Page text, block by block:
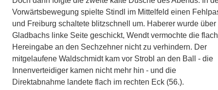
Vorwärtsbewegung spielte Stindl im Mittelfeld einen
und Freiburg schaltete blitzschnell um. Haberer wurde über
Gladbachs linke Seite geschickt, Wendt vermochte die
Hereingabe an den Sechzehner nicht zu verhindern. Der
mitgelaufene Waldschmidt kam vor Strobl an den Ball - die
Innenverteidiger kamen nicht mehr hin - und die
Direktabnahme landete flach im rechten Eck (56.).